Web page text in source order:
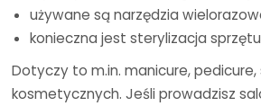
używane są narzędzia
konieczna jest sterylizacja
Dotyczy to m.in. manicure,
kosmetycznych. Jeśli prowadzisz